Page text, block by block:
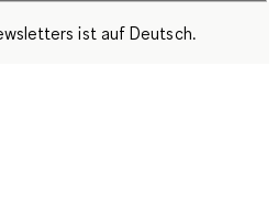
ist auf Deutsch.